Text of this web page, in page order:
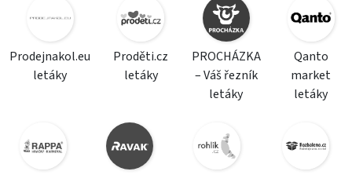
Prodejnakol.eu
letáky
Proděti.cz
letáky
PROCHÁZKA
– Váš řezník
letáky
Qanto
market
letáky